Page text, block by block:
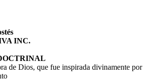
INC.
de Dios, que fue inspirada divinamente por